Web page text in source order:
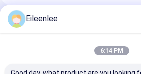
প্রস্তাবিত পণ্য
Eileenlee
6:14 PM